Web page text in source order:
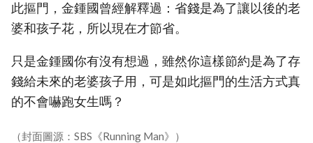
此摳門，金鍾國曾經解釋過：省錢是為了讓以後的老
婆和孩子花，所以現在才節省。
只是金鍾國你有沒有想過，雖然你這樣節約是為了存
錢給未來的老婆孩子用，可是如此摳門的生活方式真
的不會嚇跑女生嗎？
（封面圖源：SBS《Running Man》）